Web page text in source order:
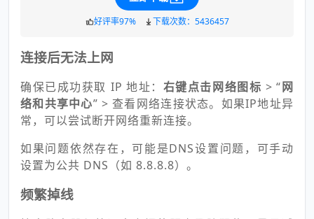
好评率97% 下载次数：5436457
连接后无法上网
确保已成功获取 IP 地址： 右键点击网络图标 > “网
络和共享中心” > 查看网络连接状态。如果IP地址异
常，可以尝试断开网络重新连接。
如果问题依然存在，可能是DNS设置问题，可手动
设置为公共 DNS（如 8.8.8.8）。
频繁掉线